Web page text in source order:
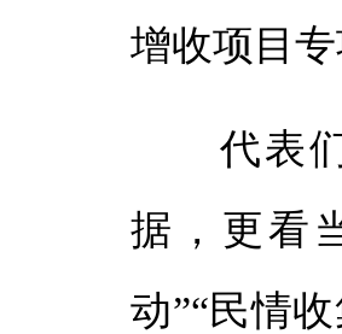
增收项目
代表们
据，更看
动”“民情